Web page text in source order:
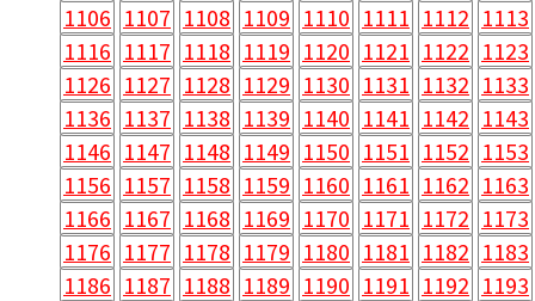
1106 1107 1108 1109 1110 1111 1112 1113
1116 1117 1118 1119 1120 1121 1122 1123
1126 1127 1128 1129 1130 1131 1132 1133
1136 1137 1138 1139 1140 1141 1142 1143
1146 1147 1148 1149 1150 1151 1152 1153
1156 1157 1158 1159 1160 1161 1162 1163
1166 1167 1168 1169 1170 1171 1172 1173
1176 1177 1178 1179 1180 1181 1182 1183
1186 1187 1188 1189 1190 1191 1192 1193